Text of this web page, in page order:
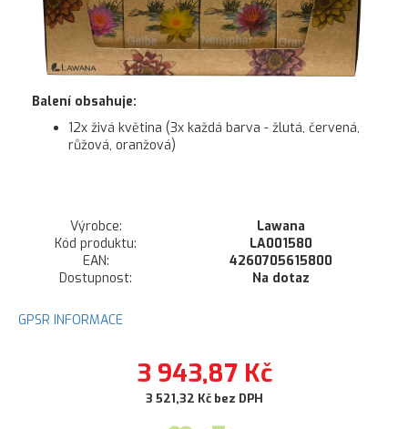
Balení obsahuje:
12x živá květina (3x každá barva - žlutá, červená,
růžová, oranžová)
Výrobce:
Lawana
Kód produktu:
LA001580
EAN:
4260705615800
Dostupnost:
Na dotaz
GPSR INFORMACE
3 943,87 Kč
3 521,32 Kč bez DPH